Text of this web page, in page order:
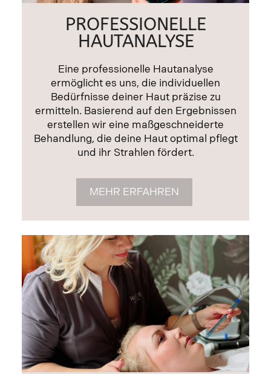
PROFESSIONELLE
HAUTANALYSE
Eine professionelle Hautanalyse
ermöglicht es uns, die individuellen
Bedürfnisse deiner Haut präzise zu
ermitteln. Basierend auf den Ergebnissen
erstellen wir eine maßgeschneiderte
Behandlung, die deine Haut optimal pflegt
und ihr Strahlen fördert.
MEHR ERFAHREN